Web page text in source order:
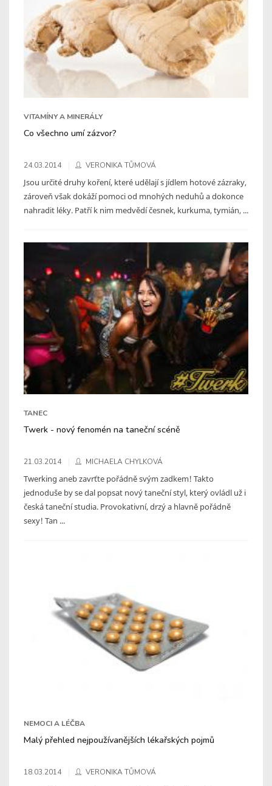
VITAMÍNY A MINERÁLY
Co všechno umí zázvor?
24.03.2014 VERONIKA TŮMOVÁ
Jsou určité druhy koření, které udělají s jídlem hotové zázraky,
zároveň však dokáží pomoci od mnohých neduhů a dokonce
nahradit léky. Patří k nim medvědí česnek, kurkuma, tymián, ...
TANEC
Twerk - nový fenomén na taneční scéně
21.03.2014 MICHAELA CHYLKOVÁ
Twerking aneb zavrťte pořádně svým zadkem! Takto
jednoduše by se dal popsat nový taneční styl, který ovládl už i
česká taneční studia. Provokativní, drzý a hlavně pořádně
sexy! Tan ...
NEMOCI A LÉČBA
Malý přehled nejpoužívanějších lékařských pojmů
18.03.2014 VERONIKA TŮMOVÁ